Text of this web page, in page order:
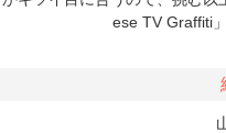
ese TV Graffiti